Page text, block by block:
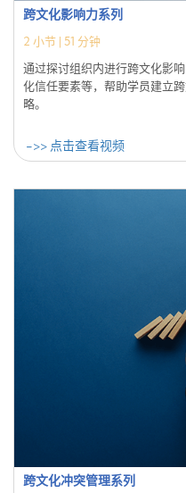
跨文化影响力系列
2 小节 | 51 分钟
通过探讨组织内进行跨文化影
化信任要素等，帮助学员建立
略。
->> 点击查看视频
跨文化冲突管理系列